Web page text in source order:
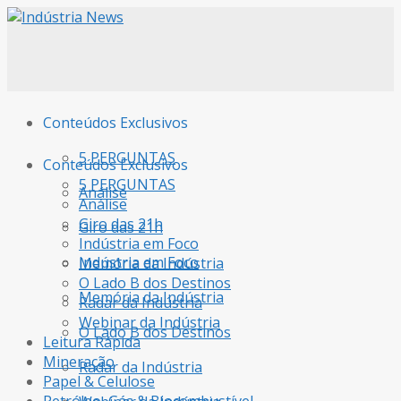
Conteúdos Exclusivos
5 PERGUNTAS
Análise
Giro das 21h
Indústria em Foco
Memória da Indústria
O Lado B dos Destinos
Radar da Indústria
Conteúdos Exclusivos
5 PERGUNTAS
Análise
Giro das 21h
Indústria em Foco
Memória da Indústria
O Lado B dos Destinos
Radar da Indústria
Webinar da Indústria
Leitura Rápida
Mineração
Papel & Celulose